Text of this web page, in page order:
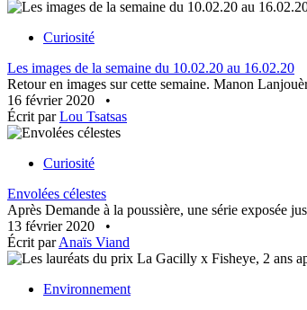
Curiosité
Les images de la semaine du 10.02.20 au 16.02.20
Retour en images sur cette semaine. Manon
16 février 2020
•
Écrit parLou Tsatsas
Curiosité
Envolées célestes
Après Demande à la poussière, une série exposée
13 février 2020
•
Écrit parAnaïs Viand
Environnement